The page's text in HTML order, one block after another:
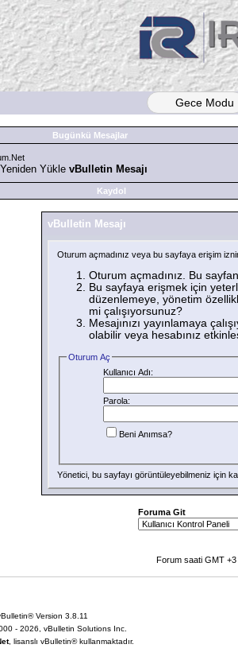
Gece Modu
Bugünkü Mesajlar
vBulletin Mesajı
Kaydol
vBulletin Mesajı
Oturum açmadınız veya bu sayfaya erişim
Oturum açmadınız. Bu
Bu sayfaya erişmek için
düzenlemeye, yönetim
mi çalışıyorsunuz?
Mesajınızı yayınlamaya
olabilir veya hesabınız
Oturum Aç
Kullanıcı Adı:
Parola:
Beni Anımsa?
Yönetici, bu sayfayı görüntüleyebilmeniz için
Foruma Git
Forum saati GMT
Version 3.8.11
- 2026, vBulletin Solutions Inc.
, lisanslı vBulletin® kullanmaktadır.